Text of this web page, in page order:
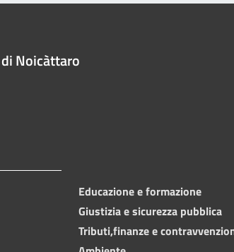
Noicàttaro
Educazione e formazione
Giustizia e sicurezza pubblica
Tributi,finanze e